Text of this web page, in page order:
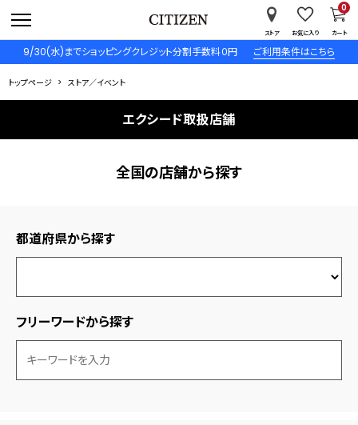
9/30(水)までショッピングクレジット分割手数料０円 ご利用条件はこちら
ストア お気に入り カート
0
トップページ ストア／イベント
エクシード取扱店舗
全国の店舗から探す
都道府県から探す
フリーワードから探す